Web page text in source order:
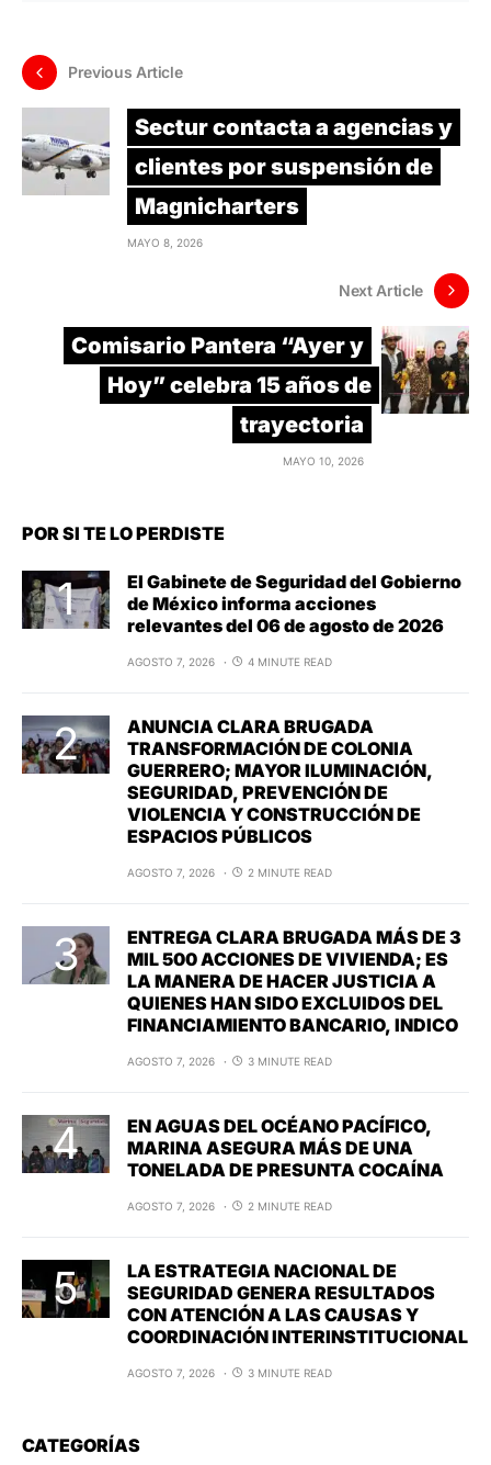
Previous Article
Sectur contacta a agencias y
clientes por suspensión de
Magnicharters
MAYO 8, 2026
Next Article
Comisario Pantera “Ayer y
Hoy” celebra 15 años de
trayectoria
MAYO 10, 2026
POR SI TE LO PERDISTE
El Gabinete de Seguridad del Gobierno
de México informa acciones
relevantes del 06 de agosto de 2026
AGOSTO 7, 2026 4 MINUTE READ
ANUNCIA CLARA BRUGADA
TRANSFORMACIÓN DE COLONIA
GUERRERO; MAYOR ILUMINACIÓN,
SEGURIDAD, PREVENCIÓN DE
VIOLENCIA Y CONSTRUCCIÓN DE
ESPACIOS PÚBLICOS
AGOSTO 7, 2026 2 MINUTE READ
ENTREGA CLARA BRUGADA MÁS DE 3
MIL 500 ACCIONES DE VIVIENDA; ES
LA MANERA DE HACER JUSTICIA A
QUIENES HAN SIDO EXCLUIDOS DEL
FINANCIAMIENTO BANCARIO, INDICO
AGOSTO 7, 2026 3 MINUTE READ
EN AGUAS DEL OCÉANO PACÍFICO,
MARINA ASEGURA MÁS DE UNA
TONELADA DE PRESUNTA COCAÍNA
AGOSTO 7, 2026 2 MINUTE READ
LA ESTRATEGIA NACIONAL DE
SEGURIDAD GENERA RESULTADOS
CON ATENCIÓN A LAS CAUSAS Y
COORDINACIÓN INTERINSTITUCIONAL
AGOSTO 7, 2026 3 MINUTE READ
CATEGORÍAS